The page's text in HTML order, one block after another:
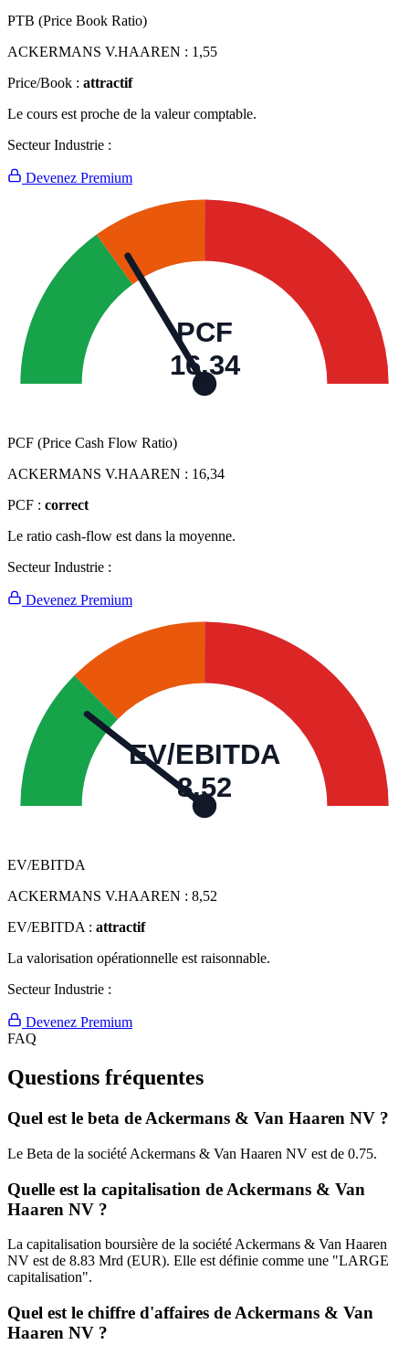
PTB (Price Book Ratio)
ACKERMANS V.HAAREN : 1,55
Price/Book : attractif
Le cours est proche de la valeur comptable.
Secteur Industrie :
Devenez Premium
PCF
16,34
PCF (Price Cash Flow Ratio)
ACKERMANS V.HAAREN : 16,34
PCF : correct
Le ratio cash-flow est dans la moyenne.
Secteur Industrie :
Devenez Premium
EV/EBITDA
8,52
EV/EBITDA
ACKERMANS V.HAAREN : 8,52
EV/EBITDA : attractif
La valorisation opérationnelle est raisonnable.
Secteur Industrie :
Devenez Premium
FAQ
Questions fréquentes
Quel est le beta de Ackermans & Van Haaren NV ?
Le Beta de la société Ackermans & Van Haaren NV est de 0.75.
Quelle est la capitalisation de Ackermans & Van
Haaren NV ?
La capitalisation boursière de la société Ackermans & Van Haaren
NV est de 8.83 Mrd (EUR). Elle est définie comme une "LARGE
capitalisation".
Quel est le chiffre d'affaires de Ackermans & Van
Haaren NV ?